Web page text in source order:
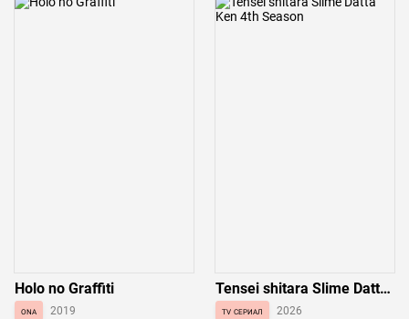
Holo no Graffiti
ona 2019
Tensei shitara Slime Datta
Ken 4th Season
tv сериал 2026